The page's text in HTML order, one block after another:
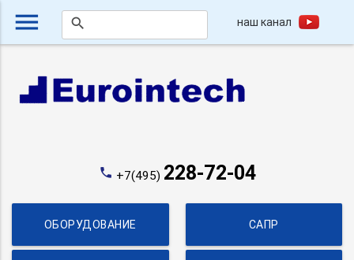
menu search наш канал
phone +7(495) 228-72-04
ОБОРУДОВАНИЕ САПР